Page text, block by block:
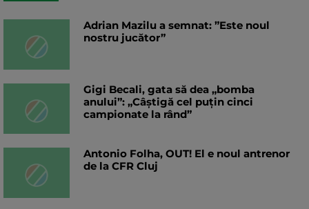
Adrian Mazilu a semnat: ”Este noul
nostru jucător”
Gigi Becali, gata să dea „bomba
anului”: „Câștigă cel puțin cinci
campionate la rând”
Antonio Folha, OUT! El e noul antrenor
de la CFR Cluj